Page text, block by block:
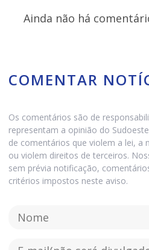
Ainda não há
COMENTAR
Os comentários são de
representam a opinião do
de comentários que violem a lei, a
ou violem direitos de terceiros.
sem prévia notificação,
critérios impostos neste aviso.